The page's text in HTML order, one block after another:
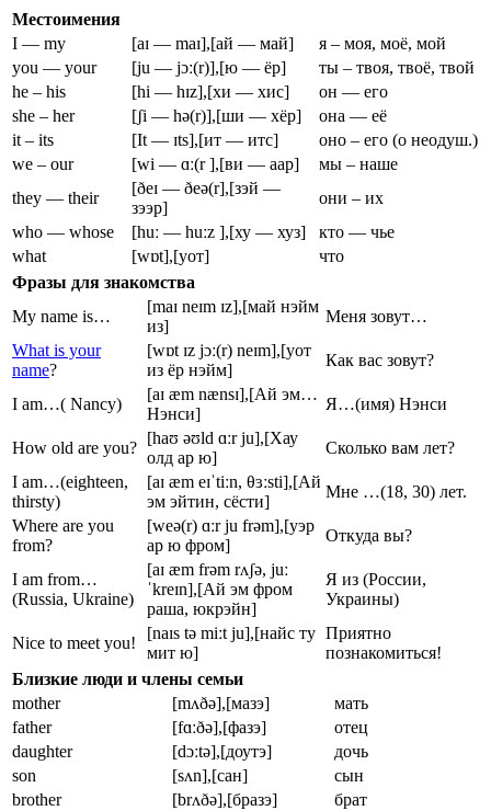
Местоимения
I — my
[aɪ — maɪ],[ай — май]
я – моя, моё, мой
you — your
[ju — jɔː(r)],[ю — ёр]
ты – твоя, твоё, твой
he – his
[hi — hɪz],[хи — хис]
он — его
she – her
[ʃi — hə(r)],[ши — хёр]
она — её
it – its
[It — ɪts],[ит — итс]
оно – его (о неодуш.)
we – our
[wi — ɑː(r ],[ви — аар]
мы – наше
they — their
[ðeɪ — ðeə(r],[зэй —
зээр]
они – их
who — whose
[huː — huːz ],[ху — хуз]
кто — чье
what
[wɒt],[уот]
что
Фразы для знакомства
My name is…
[maɪ neɪm ɪz],[май нэйм
из]
Меня зовут…
What is your
name?
[wɒt ɪz jɔː(r) neɪm],[уот
из ёр нэйм]
Как вас зовут?
I am…( Nancy)
[aɪ æm nænsɪ],[Ай эм…
Нэнси]
Я…(имя) Нэнси
How old are you?
[haʊ əʊld ɑːr ju],[Хау
олд ар ю]
Сколько вам лет?
I am…(eighteen,
thirsty)
[aɪ æm eɪˈtiːn, θɜːsti],[Ай
эм эйтин, сёсти]
Мне …(18, 30) лет.
Where are you
from?
[weə(r) ɑːr ju frəm],[уэр
ар ю фром]
Откуда вы?
I am from…
(Russia, Ukraine)
[aɪ æm frəm rʌʃə, juː
ˈkreɪn],[Ай эм фром
раша, юкрэйн]
Я из (России,
Украины)
Nice to meet you!
[naɪs tə miːt ju],[найс ту
мит ю]
Приятно
познакомиться!
Близкие люди и члены семьи
mother
[mʌðə],[мазэ]
мать
father
[fɑːðə],[фазэ]
отец
daughter
[dɔːtə],[доутэ]
дочь
son
[sʌn],[сан]
сын
brother
[brʌðə],[бразэ]
брат